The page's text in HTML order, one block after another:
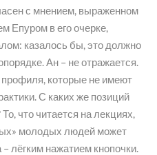
с мнением, выраженном
Епуром в его очерке,
казалось бы, это должно
Ан – не отражается.
которые не имеют
С каких же позиций
что читается на лекциях,
молодых людей может
лёгким нажатием кнопочки.